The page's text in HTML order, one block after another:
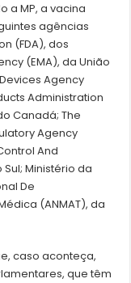
a MP, a vacina
agências
(FDA), dos
(EMA), da União
Agency
Administration
Canadá; The
Agency
And
Ministério da
De
(ANMAT), da
caso aconteça,
que têm